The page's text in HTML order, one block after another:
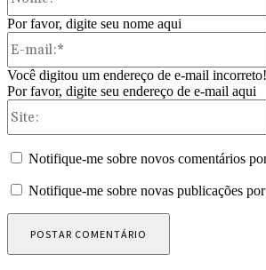
Por favor, digite seu nome aqui
Você digitou um endereço de e-mail incorreto!
Por favor, digite seu endereço de e-mail aqui
Notifique-me sobre novos comentários
Notifique-me sobre novas publicações